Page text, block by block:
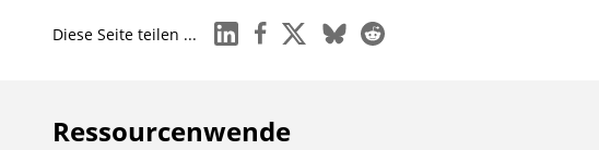
Diese Seite teilen ... linkedinfacebook
x blueskyreddit
Ressourcenwende